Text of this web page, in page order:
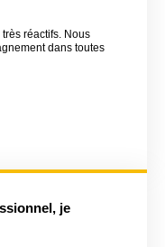
réactifs. Nous
dans toutes